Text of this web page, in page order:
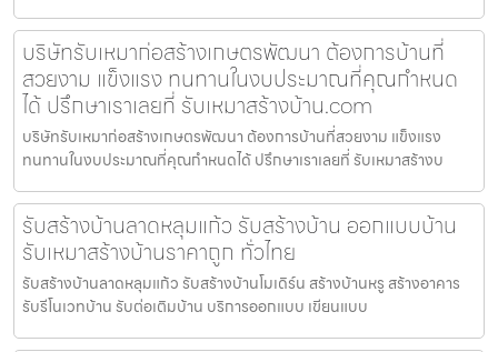
บริษัทรับเหมาก่อสร้างเกษตรพัฒนา ต้องการบ้านที่
สวยงาม แข็งแรง ทนทานในงบประมาณที่คุณกำหนด
ได้ ปรึกษาเราเลยที่ รับเหมาสร้างบ้าน.com
บริษัทรับเหมาก่อสร้างเกษตรพัฒนา ต้องการบ้านที่สวยงาม แข็งแรง
ทนทานในงบประมาณที่คุณกำหนดได้ ปรึกษาเราเลยที่ รับเหมาสร้างบ
รับสร้างบ้านลาดหลุมแก้ว รับสร้างบ้าน ออกแบบบ้าน
รับเหมาสร้างบ้านราคาถูก ทั่วไทย
รับสร้างบ้านลาดหลุมแก้ว รับสร้างบ้านโมเดิร์น สร้างบ้านหรู สร้างอาคาร
รับรีโนเวทบ้าน รับต่อเติมบ้าน บริการออกแบบ เขียนแบบ